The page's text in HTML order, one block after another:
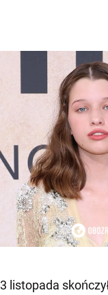
listopada